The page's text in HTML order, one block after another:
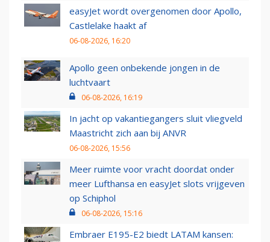
easyJet wordt overgenomen door Apollo,
Castlelake haakt af
06-08-2026, 16:20
Apollo geen onbekende jongen in de
luchtvaart
06-08-2026, 16:19
In jacht op vakantiegangers sluit vliegveld
Maastricht zich aan bij ANVR
06-08-2026, 15:56
Meer ruimte voor vracht doordat onder
meer Lufthansa en easyJet slots vrijgeven
op Schiphol
06-08-2026, 15:16
Embraer E195-E2 biedt LATAM kansen: